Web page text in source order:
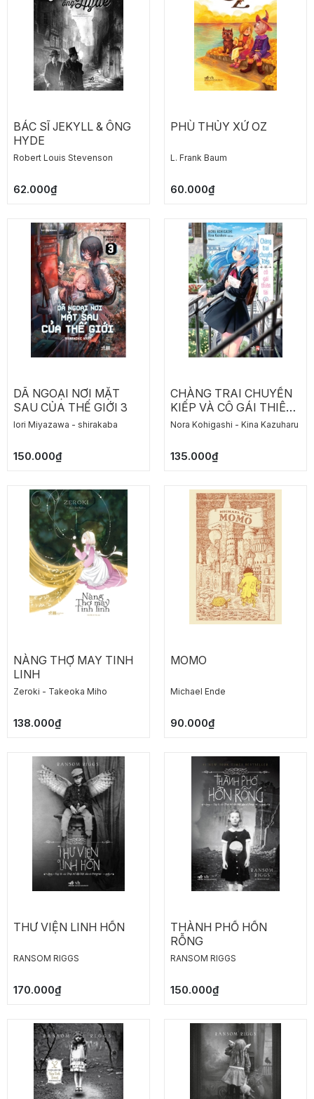
BÁC SĨ JEKYLL & ÔNG
HYDE
Robert Louis Stevenson
62.000₫
PHÙ THỦY XỨ OZ
L. Frank Baum
60.000₫
DÃ NGOẠI NƠI MẶT
SAU CỦA THẾ GIỚI 3
Iori Miyazawa - shirakaba
150.000₫
CHÀNG TRAI CHUYỂN
KIẾP VÀ CÔ GÁI THIÊN
TÀI TẬP 1
Nora Kohigashi - Kina Kazuharu
135.000₫
NÀNG THỢ MAY TINH
LINH
Zeroki - Takeoka Miho
138.000₫
MOMO
Michael Ende
90.000₫
THƯ VIỆN LINH HỒN
RANSOM RIGGS
170.000₫
THÀNH PHỐ HỒN
RỖNG
RANSOM RIGGS
150.000₫